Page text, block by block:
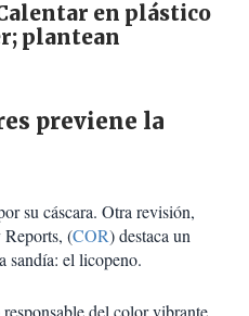
en plástico
plantean
previene la
su cáscara. Otra revisión,
(COR) destaca un
sandía: el licopeno.